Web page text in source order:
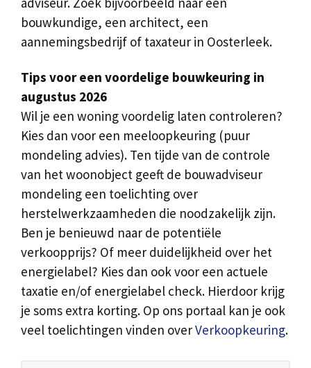
bouwkundige, een architect, een
aannemingsbedrijf of taxateur in Oosterleek.
Tips voor een voordelige bouwkeuring in
augustus 2026
Wil je een woning voordelig laten controleren?
Kies dan voor een meeloopkeuring (puur
mondeling advies). Ten tijde van de controle
van het woonobject geeft de bouwadviseur
mondeling een toelichting over
herstelwerkzaamheden die noodzakelijk zijn.
Ben je benieuwd naar de potentiële
verkoopprijs? Of meer duidelijkheid over het
energielabel? Kies dan ook voor een actuele
taxatie en/of energielabel check. Hierdoor krijg
je soms extra korting. Op ons portaal kan je ook
veel toelichtingen vinden overVerkoopkeuring.